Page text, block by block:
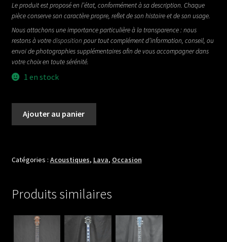
Le produit est proposé en l’état, conformément à sa description. Chaque
pièce conserve son caractère propre, reflet de son histoire et de son usage.
Nous attachons une importance particulière à la transparence : nous
restons à votredisposition pour tout complément d’information, conseil, ou
envoi de photographies supplémentaires afin de vous accompagner dans
votre choix en toute sérénité.
1 en stock
Ajouter au panier
Catégories : Acoustiques, Lava, Occasion
Produits similaires